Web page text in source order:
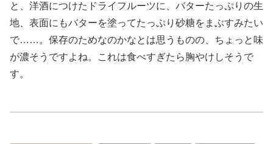
と、洋酒につけたドライフルーツに、バターたっぷりの生
地、表面にもバターを塗ってたっぷり砂糖をまぶすみたい
で……。保存のためなのかなとは思うものの、ちょっと味
が濃そうですよね。これは食べすぎたら胸やけしそうで
す。